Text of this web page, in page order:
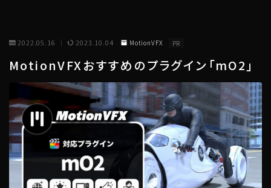
2022.05.16 2023.10.04 MotionVFX PR
MotionVFXおすすめのプラグイン「mO2」